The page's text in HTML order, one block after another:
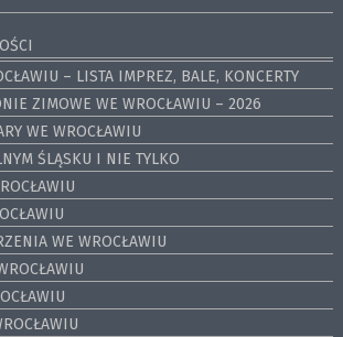
– LISTA IMPREZ, BALE, KONCERTY
ZIMOWE WE WROCŁAWIU – 2026
WE WROCŁAWIU
ŚLĄSKU I NIE TYLKO
WE WROCŁAWIU